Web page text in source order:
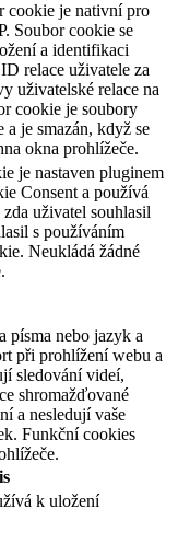
cookie je nativní pro
Soubor cookie se
a identifikaci
relace uživatele za
uživatelské relace na
cookie je soubory
a je smazán, když se
okna prohlížeče.
je nastaven pluginem
Consent a používá
uživatel souhlasil
s používáním
Neukládá žádné
písma nebo jazyk a
při prohlížení webu a
sledování videí,
shromažďované
a nesledují vaše
Funkční cookies
k uložení